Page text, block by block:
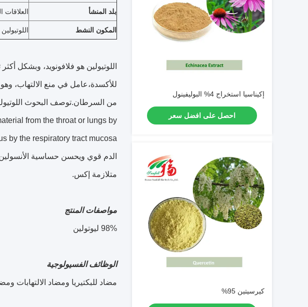
إكيناسيا استخراج 4% البوليفينول
احصل على افضل سعر
كيرسيتين 95%
بلد المنشأ العلاقات
المكون النشط اللوتيولين
اللوتيولين هو فلافونويد، وبشكل
للأكسدة،عامل في منع الالتهاب،
من السرطان.توصف البحوث
from the throat or lungs by
الدم قوي ويحسن حساسية
متلازمة إكس.
مواصفات المنتج
98% ليوتولين
الوظائف الفسيولوجية
مضاد للبكتيريا ومضاد الالتهابات